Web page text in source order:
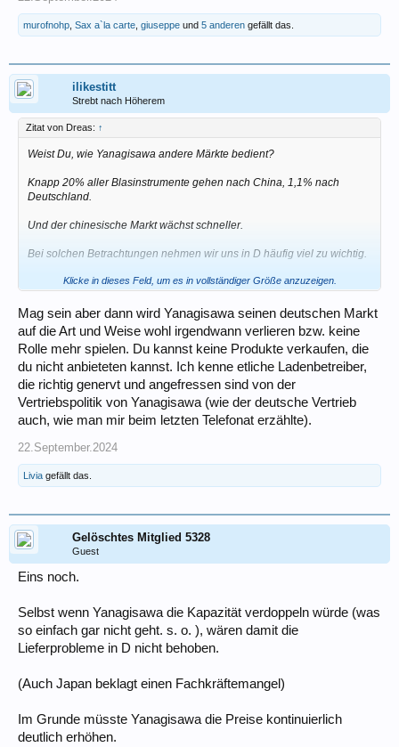
murofnohp Sax a`la carte giuseppe und 5 anderen gefällt das.
ilikestitt
Strebt nach Höherem
Zitat von Dreas: ↑
Weist Du, wie Yanagisawa andere Märkte bedient?
Knapp 20% aller Blasinstrumente gehen nach China, 1,1% nach
Deutschland.
Und der chinesische Markt wächst schneller.
Bei solchen Betrachtungen nehmen wir uns in D häufig viel zu wichtig.
Dreas
Klicke in dieses Feld, um es in vollständiger Größe anzuzeigen.
Mag sein aber dann wird Yanagisawa seinen deutschen Markt
auf die Art und Weise wohl irgendwann verlieren bzw. keine
Rolle mehr spielen. Du kannst keine Produkte verkaufen, die
du nicht anbieteten kannst. Ich kenne etliche Ladenbetreiber,
die richtig genervt und angefressen sind von der
Vertriebspolitik von Yanagisawa (wie der deutsche Vertrieb
auch, wie man mir beim letzten Telefonat erzählte).
22.September.2024
Livia gefällt das.
Gelöschtes Mitglied 5328
Guest
Eins noch.
Selbst wenn Yanagisawa die Kapazität verdoppeln würde (was
so einfach gar nicht geht. s. o. ), wären damit die
Lieferprobleme in D nicht behoben.
(Auch Japan beklagt einen Fachkräftemangel)
Im Grunde müsste Yanagisawa die Preise kontinuierlich
deutlich erhöhen.